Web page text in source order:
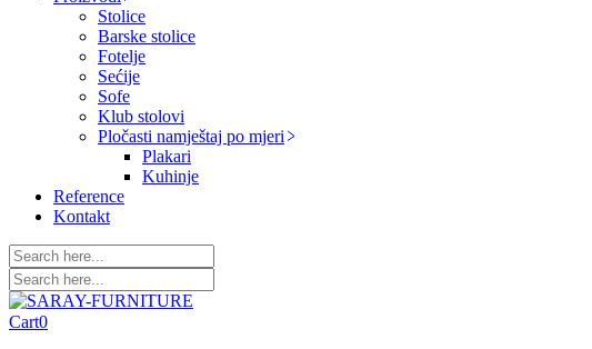
Stolice
Barske stolice
Fotelje
Sećije
Sofe
Klub stolovi
Pločasti namještaj po mjeri
Plakari
Kuhinje
Reference
Kontakt
Cart0